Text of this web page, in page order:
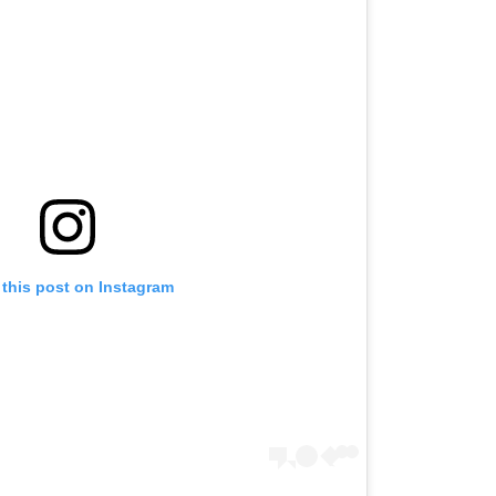
this post on Instagram